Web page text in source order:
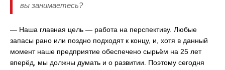
вы занимаетесь?
— Наша главная цель — работа на перспективу. Любые
запасы рано или поздно подходят к концу, и, хотя в данный
момент наше предприятие обеспечено сырьём на 25 лет
вперёд, мы должны думать и о развитии. Поэтому сегодня